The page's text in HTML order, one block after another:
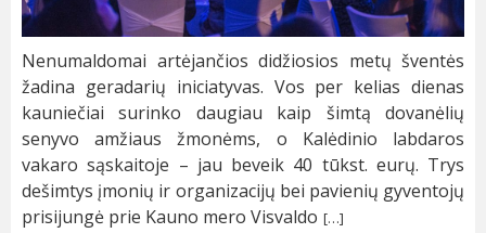
Nenumaldomai artėjančios didžiosios metų šventės
žadina geradarių iniciatyvas. Vos per kelias dienas
kauniečiai surinko daugiau kaip šimtą dovanėlių
senyvo amžiaus žmonėms, o Kalėdinio labdaros
vakaro sąskaitoje – jau beveik 40 tūkst. eurų. Trys
dešimtys įmonių ir organizacijų bei pavienių gyventojų
prisijungė prie Kauno mero Visvaldo […]